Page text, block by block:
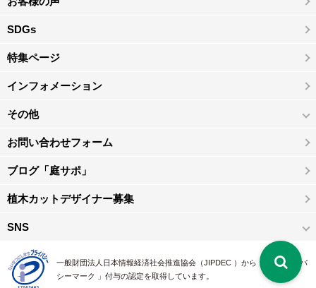
SDGs
特集ページ
インフォメーション
その他
お問い合わせフォーム
ブログ「庭サポ」
植木カットデザイナー募集
SNS
一般財団法人日本情報経済社会推進協会（JIPDEC ）から 、「 プライバ
シーマーク 」付与の認定を取得しています。